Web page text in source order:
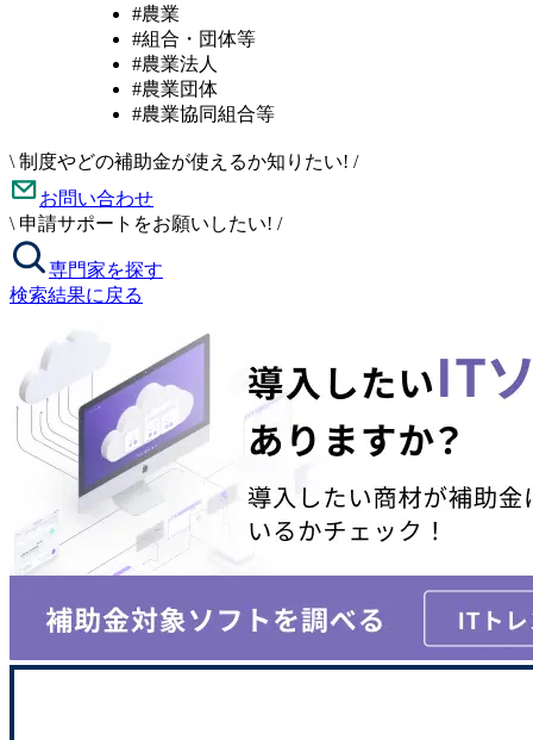
#農業
#組合・団体等
#農業法人
#農業団体
#農業協同組合等
\ 制度やどの補助金が使えるか知りたい! /
お問い合わせ
\ 申請サポートをお願いしたい! /
専門家を探す
検索結果に戻る